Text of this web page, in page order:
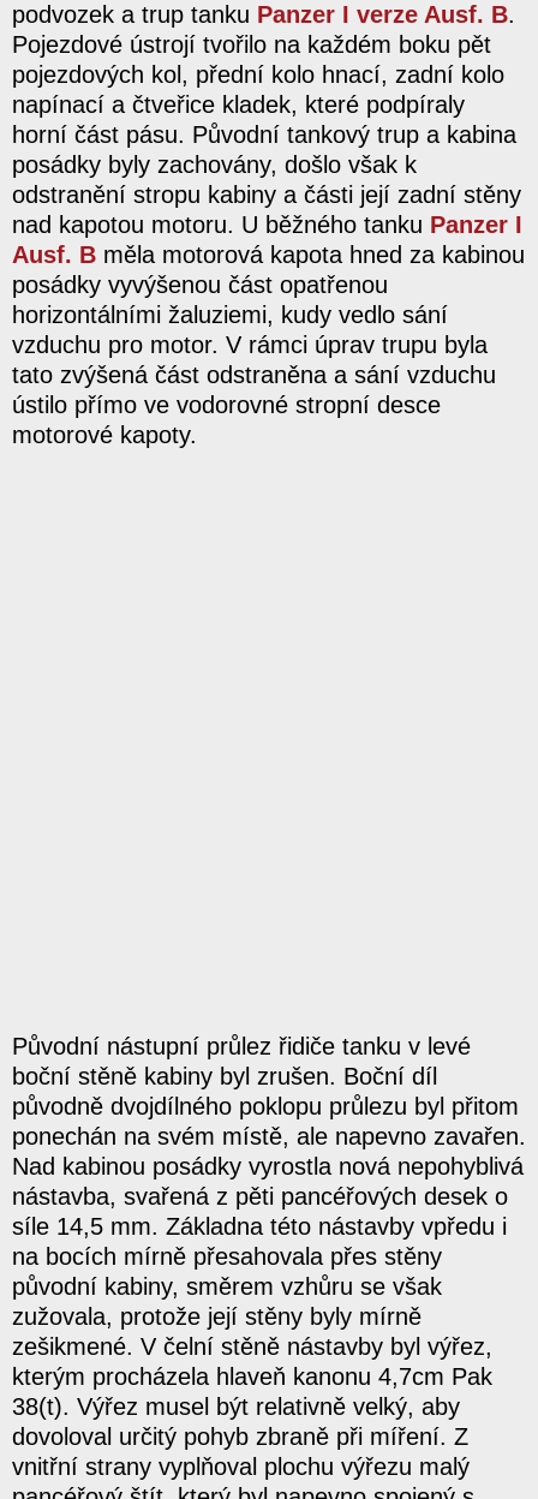
podvozek a trup tanku Panzer I verze Ausf. B.
Pojezdové ústrojí tvořilo na každém boku pět
pojezdových kol, přední kolo hnací, zadní kolo
napínací a čtveřice kladek, které podpíraly
horní část pásu. Původní tankový trup a kabina
posádky byly zachovány, došlo však k
odstranění stropu kabiny a části její zadní stěny
nad kapotou motoru. U běžného tanku Panzer I
Ausf. B měla motorová kapota hned za kabinou
posádky vyvýšenou část opatřenou
horizontálními žaluziemi, kudy vedlo sání
vzduchu pro motor. V rámci úprav trupu byla
tato zvýšená část odstraněna a sání vzduchu
ústilo přímo ve vodorovné stropní desce
motorové kapoty.
Původní nástupní průlez řidiče tanku v levé
boční stěně kabiny byl zrušen. Boční díl
původně dvojdílného poklopu průlezu byl přitom
ponechán na svém místě, ale napevno zavařen.
Nad kabinou posádky vyrostla nová nepohyblivá
nástavba, svařená z pěti pancéřových desek o
síle 14,5 mm. Základna této nástavby vpředu i
na bocích mírně přesahovala přes stěny
původní kabiny, směrem vzhůru se však
zužovala, protože její stěny byly mírně
zešikmené. V čelní stěně nástavby byl výřez,
kterým procházela hlaveň kanonu 4,7cm Pak
38(t). Výřez musel být relativně velký, aby
dovoloval určitý pohyb zbraně při míření. Z
vnitřní strany vyplňoval plochu výřezu malý